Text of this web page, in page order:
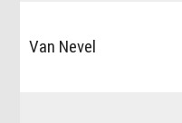
Van Nevel